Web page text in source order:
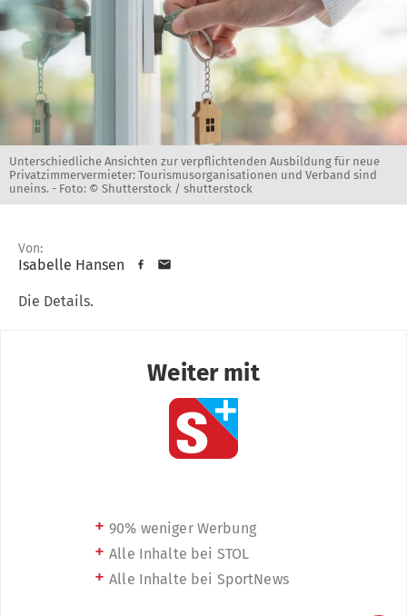
Unterschiedliche Ansichten zur verpflichtenden Ausbildung für neue
Privatzimmervermieter: Tourismusorganisationen und Verband sind
uneins. - Foto: © Shutterstock / shutterstock
Von:
Isabelle Hansen
Die Details.